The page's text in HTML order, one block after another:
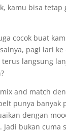
kamu bisa tetap
cocok buat
pagi lari ke
langsung
and match
punya banyak
dengan
Jadi bukan cuma